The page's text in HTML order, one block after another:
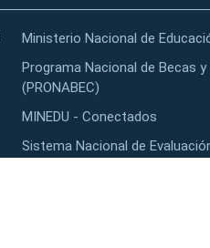
Ministerio Nacional de
Programa Nacional de Becas
(PRONABEC)
MINEDU - Conectados
Sistema Nacional de